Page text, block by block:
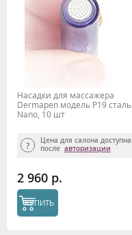
Насадки для массажера
Dermapen модель P19 сталь
Nano, 10 шт
Цена для салона доступна
после авторизации
2 960 р.
КУПИТЬ